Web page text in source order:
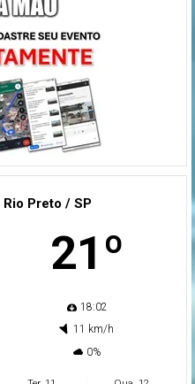
Preto / SP
21º
18:02
11 km/h
0%